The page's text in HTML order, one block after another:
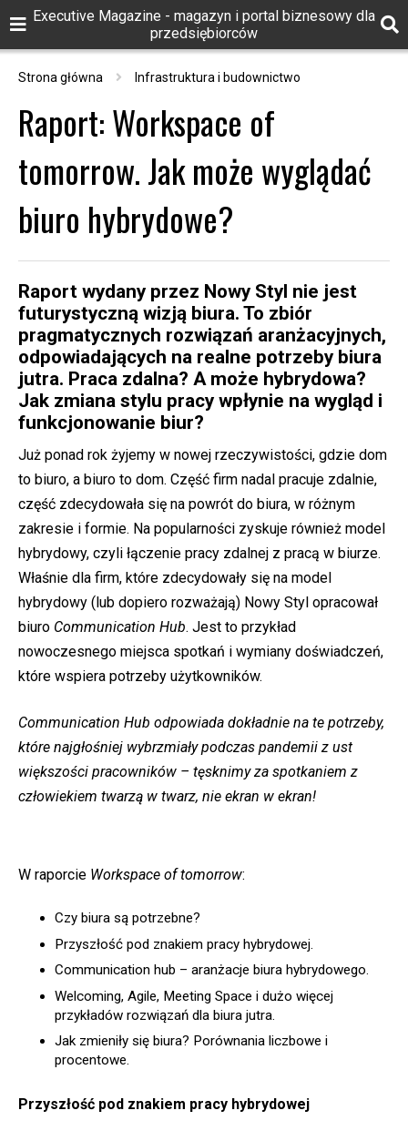
Executive Magazine - magazyn i portal biznesowy dla
przedsiębiorców
Strona główna Infrastruktura i budownictwo
Raport: Workspace of
tomorrow. Jak może wyglądać
biuro hybrydowe?
Raport wydany przez Nowy Styl nie jest
futurystyczną wizją biura. To zbiór
pragmatycznych rozwiązań aranżacyjnych,
odpowiadających na realne potrzeby biura
jutra. Praca zdalna? A może hybrydowa?
Jak zmiana stylu pracy wpłynie na wygląd i
funkcjonowanie biur?
Już ponad rok żyjemy w nowej rzeczywistości, gdzie dom
to biuro, a biuro to dom. Część firm nadal pracuje zdalnie,
część zdecydowała się na powrót do biura, w różnym
zakresie i formie. Na popularności zyskuje również model
hybrydowy, czyli łączenie pracy zdalnej z pracą w biurze.
Właśnie dla firm, które zdecydowały się na model
hybrydowy (lub dopiero rozważają) Nowy Styl opracował
biuro Communication Hub. Jest to przykład
nowoczesnego miejsca spotkań i wymiany doświadczeń,
które wspiera potrzeby użytkowników.
Communication Hub odpowiada dokładnie na te potrzeby,
które najgłośniej wybrzmiały podczas pandemii z ust
większości pracowników – tęsknimy za spotkaniem z
człowiekiem twarzą w twarz, nie ekran w ekran!
W raporcie Workspace of tomorrow:
Czy biura są potrzebne?
Przyszłość pod znakiem pracy hybrydowej.
Communication hub – aranżacje biura hybrydowego.
Welcoming, Agile, Meeting Space i dużo więcej
przykładów rozwiązań dla biura jutra.
Jak zmieniły się biura? Porównania liczbowe i
procentowe.
Przyszłość pod znakiem pracy hybrydowej